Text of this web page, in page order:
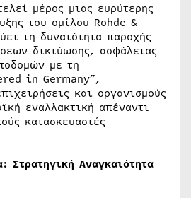
μέρος μιας ευρύτερης
του ομίλου Rohde &
τη δυνατότητα παροχής
δικτύωσης, ασφάλειας
με τη
in Germany”,
και οργανισμούς
εναλλακτική απέναντι
κατασκευαστές
Στρατηγική Αναγκαιότητα